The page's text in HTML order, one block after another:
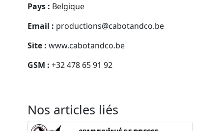
Pays : Belgique
Email : productions@cabotandco.be
Site : www.cabotandco.be
GSM : +32 478 65 91 92
Nos articles liés